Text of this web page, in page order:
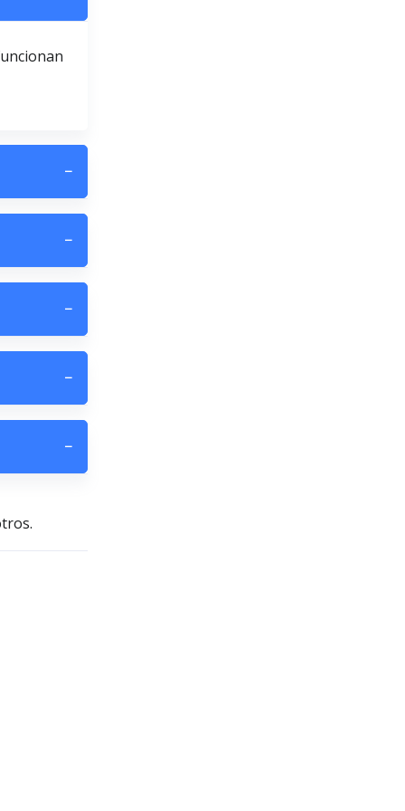
−
−
−
−
−